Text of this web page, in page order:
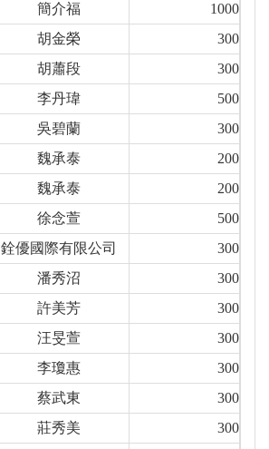
簡介福
1000
胡金榮
300
胡蕭段
300
李丹瑋
500
吳碧蘭
300
魏承泰
200
魏承泰
200
徐念萱
500
銓優國際有限公司
300
潘秀沼
300
許美芳
300
汪旻萱
300
李瓊惠
300
蔡武東
300
莊秀美 300